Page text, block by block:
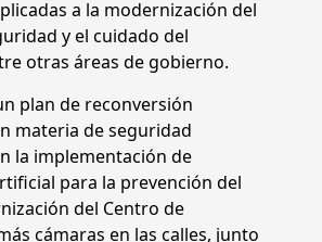
a la modernización del
y el cuidado del
otras áreas de gobierno.
plan de reconversión
materia de seguridad
la implementación de
para la prevención del
del Centro de
cámaras en las calles, junto